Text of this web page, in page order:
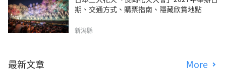
期、交通方式、購票指南、隱藏欣賞地點
新潟縣
最新文章 More